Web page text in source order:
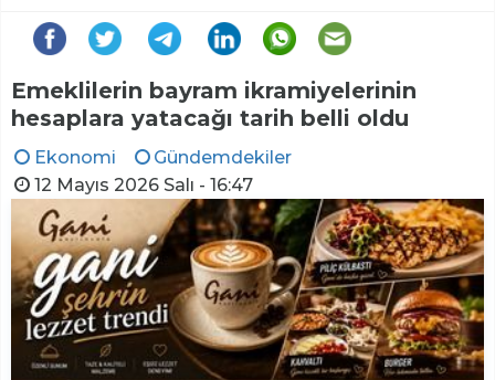
Emeklilerin bayram ikramiyelerinin
hesaplara yatacağı tarih belli oldu
Ekonomi
Gündemdekiler
12 Mayıs 2026 Salı - 16:47